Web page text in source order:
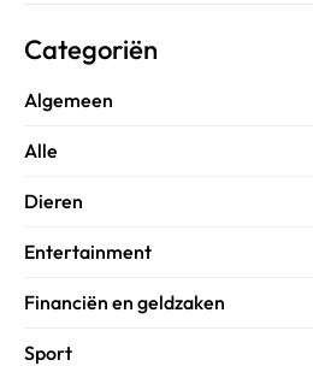
Categoriën
Algemeen
Alle
Dieren
Entertainment
Financiën en geldzaken
Sport